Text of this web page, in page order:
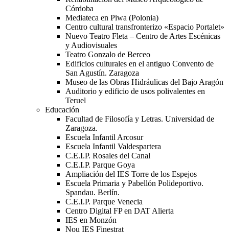
Córdoba
Mediateca en Piwa (Polonia)
Centro cultural transfronterizo «Espacio Portalet»
Nuevo Teatro Fleta – Centro de Artes Escénicas
y Audiovisuales
Teatro Gonzalo de Berceo
Edificios culturales en el antiguo Convento de
San Agustín. Zaragoza
Museo de las Obras Hidráulicas del Bajo Aragón
Auditorio y edificio de usos polivalentes en
Teruel
Educación
Facultad de Filosofía y Letras. Universidad de
Zaragoza.
Escuela Infantil Arcosur
Escuela Infantil Valdespartera
C.E.I.P. Rosales del Canal
C.E.I.P. Parque Goya
Ampliación del IES Torre de los Espejos
Escuela Primaria y Pabellón Polideportivo.
Spandau. Berlín.
C.E.I.P. Parque Venecia
Centro Digital FP en DAT Alierta
IES en Monzón
Nou IES Finestrat